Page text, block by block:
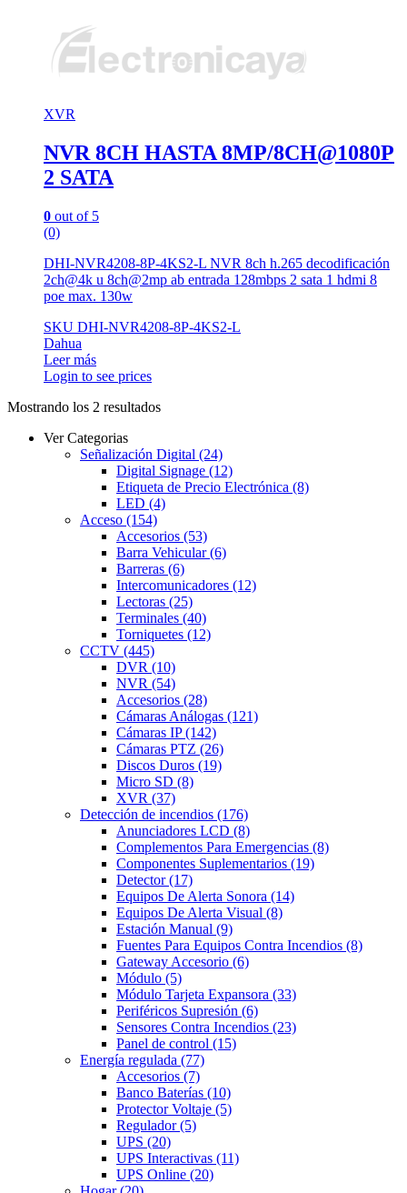
XVR
NVR 8CH HASTA 8MP/8CH@1080P
2 SATA
0 out of 5
(0)
DHI-NVR4208-8P-4KS2-L NVR 8ch h.265 decodificación
2ch@4k u 8ch@2mp ab entrada 128mbps 2 sata 1 hdmi 8
poe max. 130w
SKU DHI-NVR4208-8P-4KS2-L
Dahua
Leer más
Login to see prices
Mostrando los 2 resultados
Ver Categorias
Señalización Digital (24)
Digital Signage (12)
Etiqueta de Precio Electrónica (8)
LED (4)
Acceso (154)
Accesorios (53)
Barra Vehicular(6)
Barreras (6)
Intercomunicadores (12)
Lectoras (25)
Terminales (40)
Torniquetes (12)
CCTV (445)
DVR (10)
NVR (54)
Accesorios (28)
Cámaras Análogas (121)
Cámaras IP(142)
Cámaras PTZ (26)
Discos Duros (19)
Micro SD (8)
XVR (37)
Detección de incendios (176)
Anunciadores LCD (8)
Complementos Para Emergencias (8)
Componentes Suplementarios (19)
Detector(17)
Equipos De Alerta Sonora (14)
Equipos De Alerta Visual (8)
Estación Manual (9)
Fuentes Para Equipos Contra Incendios (8)
Gateway Accesorio (6)
Módulo (5)
Módulo Tarjeta Expansora (33)
Periféricos Supresión (6)
Sensores Contra Incendios (23)
Panel de control (15)
Energía regulada (77)
Accesorios (7)
Banco Baterías (10)
Protector Voltaje (5)
Regulador(5)
UPS (20)
UPS Interactivas (11)
UPS Online (20)